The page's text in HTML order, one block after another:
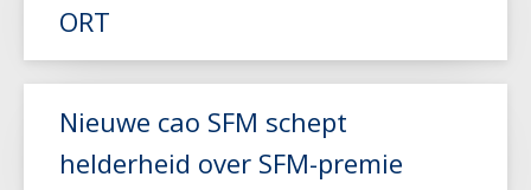
ORT
Nieuwe cao SFM schept
helderheid over SFM-premie